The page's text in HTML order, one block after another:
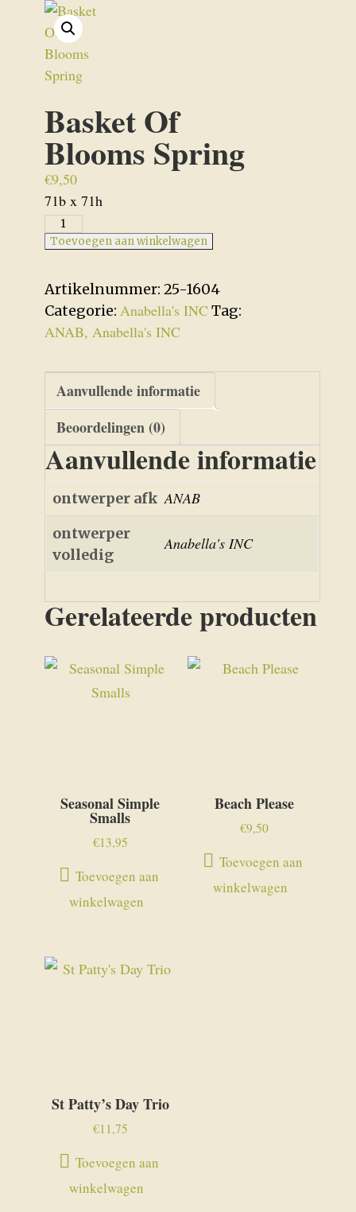
Basket Of
Blooms Spring
€9,50
71b x 71h
Basket
Of
Spring
aantal
Toevoegen aan winkelwagen
Artikelnummer: 25-1604
Categorie: Anabella's INC Tag:
ANAB, Anabella's INC
Aanvullende informatie
Beoordelingen (0)
Aanvullende informatie
ontwerper afk ANAB
ontwerper
volledig
Anabella's INC
Gerelateerde producten
Seasonal Simple
Smalls
€13,95
Toevoegen aan
winkelwagen
Beach Please
€9,50
Toevoegen aan
winkelwagen
St Patty’s Day Trio
€11,75
Toevoegen aan
winkelwagen